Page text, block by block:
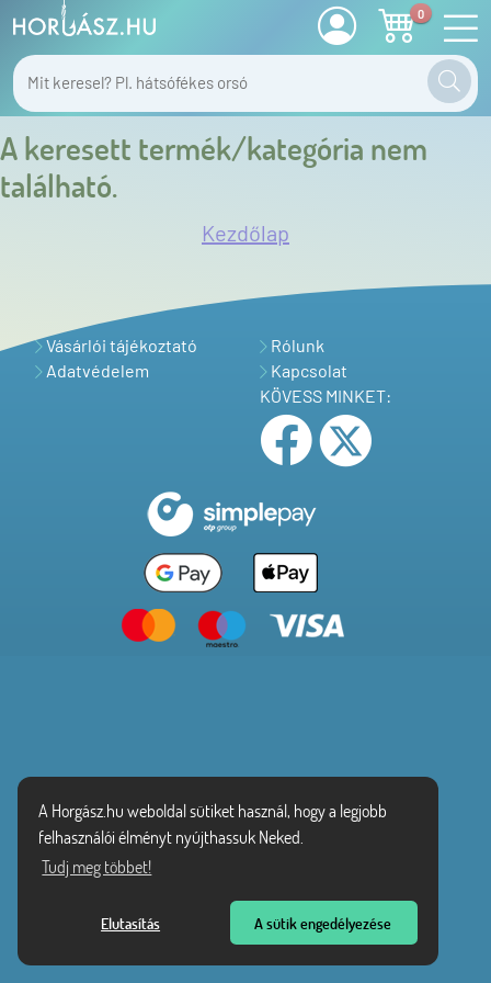
A Horgász.hu weboldal sütiket használ, hogy a legjobb
felhasználói élményt nyújthassuk Neked.
Tudj meg többet!
Elutasítás A sütik engedélyezése
0
A keresett termék/kategória nem
található.
Kezdőlap
Vásárlói tájékoztató
Adatvédelem
Rólunk
Kapcsolat
KÖVESS MINKET: